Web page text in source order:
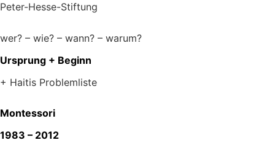
Peter-Hesse-Stiftung
wer? – wie? – wann? – warum?
Ursprung + Beginn
+ Haitis Problemliste
Montessori
1983 – 2012